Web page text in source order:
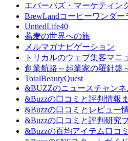
エバーバズ・マーケティン
BrewLandコーヒーワンダー
UntiedLife40
蕎麦の世界への旅
メルマガナビゲーション
トリカルのウェブ集客マニ
創業航路～起業家の羅針盤
TotalBeautyQuest
&BUZZのニュースチャンネ
&Buzzの口コミと評判情報
&Buzzの口コミとレビュー
&Buzzの口コミと評判研究
&Buzzの百均アイテム口コ